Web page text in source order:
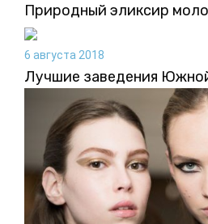
Природный эликсир
6 августа 2018
Лучшие заведения